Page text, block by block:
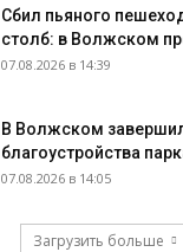
Сбил пьяного
столб: в Волжском
07.08.2026 в 14:39
В Волжском
благоустройства
07.08.2026 в 14:05
Загрузить больше